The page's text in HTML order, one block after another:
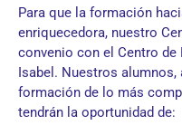
Para que la formación
enriquecedora, nuestro
convenio con el Centro
Isabel. Nuestros alumnos,
formación de lo más
tendrán la oportunidad de: